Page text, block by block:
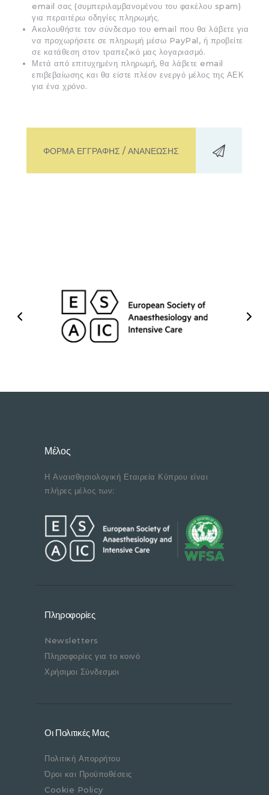
email σας (συμπεριλαμβανομένου του φακέλου spam)
για περαιτέρω οδηγίες πληρωμής.
Ακολουθήστε τον σύνδεσμο του email που θα λάβετε για
να προχωρήσετε σε πληρωμή μέσω PayPal, ή προβείτε
σε κατάθεση στον τραπεζικό μας λογαριασμό.
Μετά από επιτυχημένη πληρωμή, θα λάβετε email
επιβεβαίωσης και θα είστε πλέον ενεργό μέλος της ΑΕΚ
για ένα χρόνο.
ΦΟΡΜΑ ΕΓΓΡΑΦΗΣ / ΑΝΑΝΕΩΣΗΣ
Μέλος
Η Αναισθησιολογική Εταιρεία Κύπρου είναι
πλήρες μέλος των:
Πληροφορίες
Newsletters
Πληροφορίες για το κοινό
Χρήσιμοι Σύνδεσμοι
Οι Πολιτικές Μας
Πολιτική Απορρήτου
Όροι και Προϋποθέσεις
Cookie Policy